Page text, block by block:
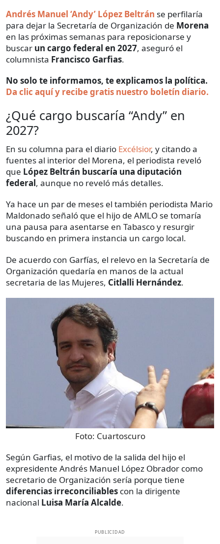
Andrés Manuel ‘Andy’ López Beltrán se perfilaría
para dejar la Secretaría de Organización de Morena
en las próximas semanas para reposicionarse y
buscar un cargo federal en 2027, aseguró el
columnista Francisco Garfias.
No solo te informamos, te explicamos la política.
Da clic aquí y recibe gratis nuestro boletín diario.
¿Qué cargo buscaría “Andy” en
2027?
En su columna para el diario Excélsior, y citando a
fuentes al interior del Morena, el periodista reveló
que López Beltrán buscaría una diputación
federal, aunque no reveló más detalles.
Ya hace un par de meses el también periodista Mario
Maldonado señaló que el hijo de AMLO se tomaría
una pausa para asentarse en Tabasco y resurgir
buscando en primera instancia un cargo local.
De acuerdo con Garfías, el relevo en la Secretaría de
Organización quedaría en manos de la actual
secretaria de las Mujeres, Citlalli Hernández.
Foto: Cuartoscuro
Según Garfias, el motivo de la salida del hijo el
expresidente Andrés Manuel López Obrador como
secretario de Organización sería porque tiene
diferencias irreconciliables con la dirigente
nacional Luisa María Alcalde.
PUBLICIDAD